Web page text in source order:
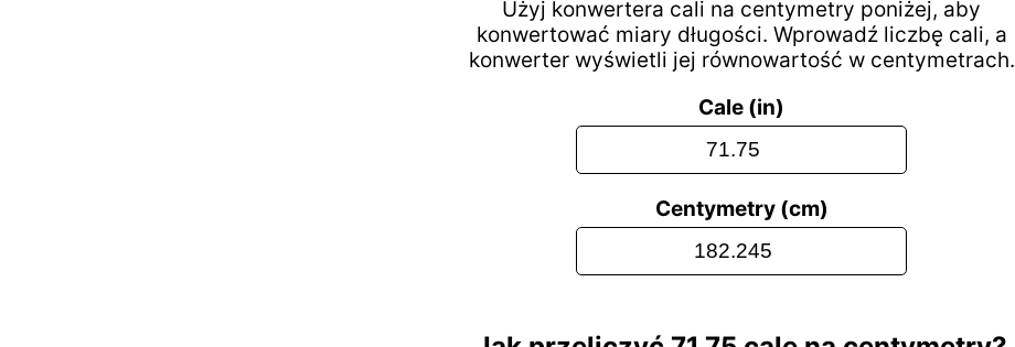
Użyj konwertera cali na centymetry poniżej, aby
konwertować miary długości. Wprowadź liczbę cali, a
konwerter wyświetli jej równowartość w centymetrach.
Cale (in)
Centymetry (cm)